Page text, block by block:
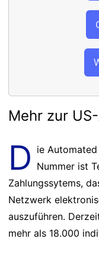
Mehr zur
D ie
Nummer ist
Zahlungssytems,
Netzwerk
auszuführen.
mehr als 18.000